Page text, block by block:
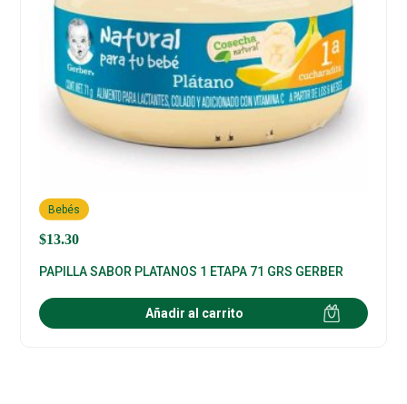
$13.30
Bebés
PAPILLA SABOR PLATANOS 1 ETAPA 71 GRS GERBER
Añadir al carrito